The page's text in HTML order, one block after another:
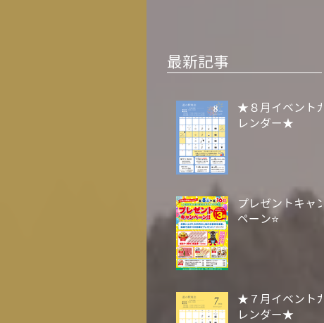
最新記事
★８月イベントカ
レンダー★
プレゼントキャン
ペーン⭐
★７月イベントカ
レンダー★